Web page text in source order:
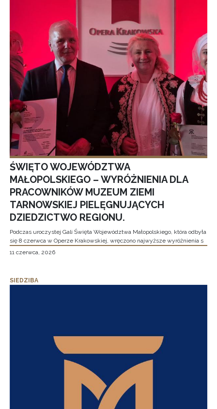
ŚWIĘTO WOJEWÓDZTWA
MAŁOPOLSKIEGO – WYRÓŻNIENIA DLA
PRACOWNIKÓW MUZEUM ZIEMI
TARNOWSKIEJ PIELĘGNUJĄCYCH
DZIEDZICTWO REGIONU.
Podczas uroczystej Gali Święta Województwa Małopolskiego, która odbyła
się 8 czerwca w Operze Krakowskiej, wręczono najwyższe wyróżnienia s
11 czerwca, 2026
SIEDZIBA